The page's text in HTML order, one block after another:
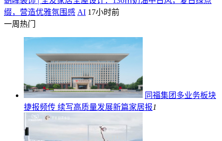
缀，营造优雅氛围感 AI 17小时前
一周热门
同福集团多业务板块
捷报频传 续写高质量发展新篇家居报1